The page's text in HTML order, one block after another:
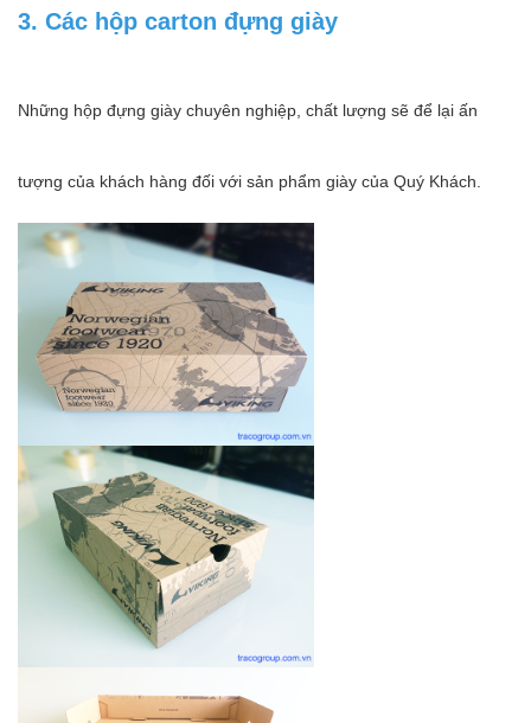
3. Các hộp carton đựng giày
Những hộp đựng giày chuyên nghiệp, chất lượng sẽ để lại ấn
tượng của khách hàng đối với sản phẩm giày của Quý Khách.